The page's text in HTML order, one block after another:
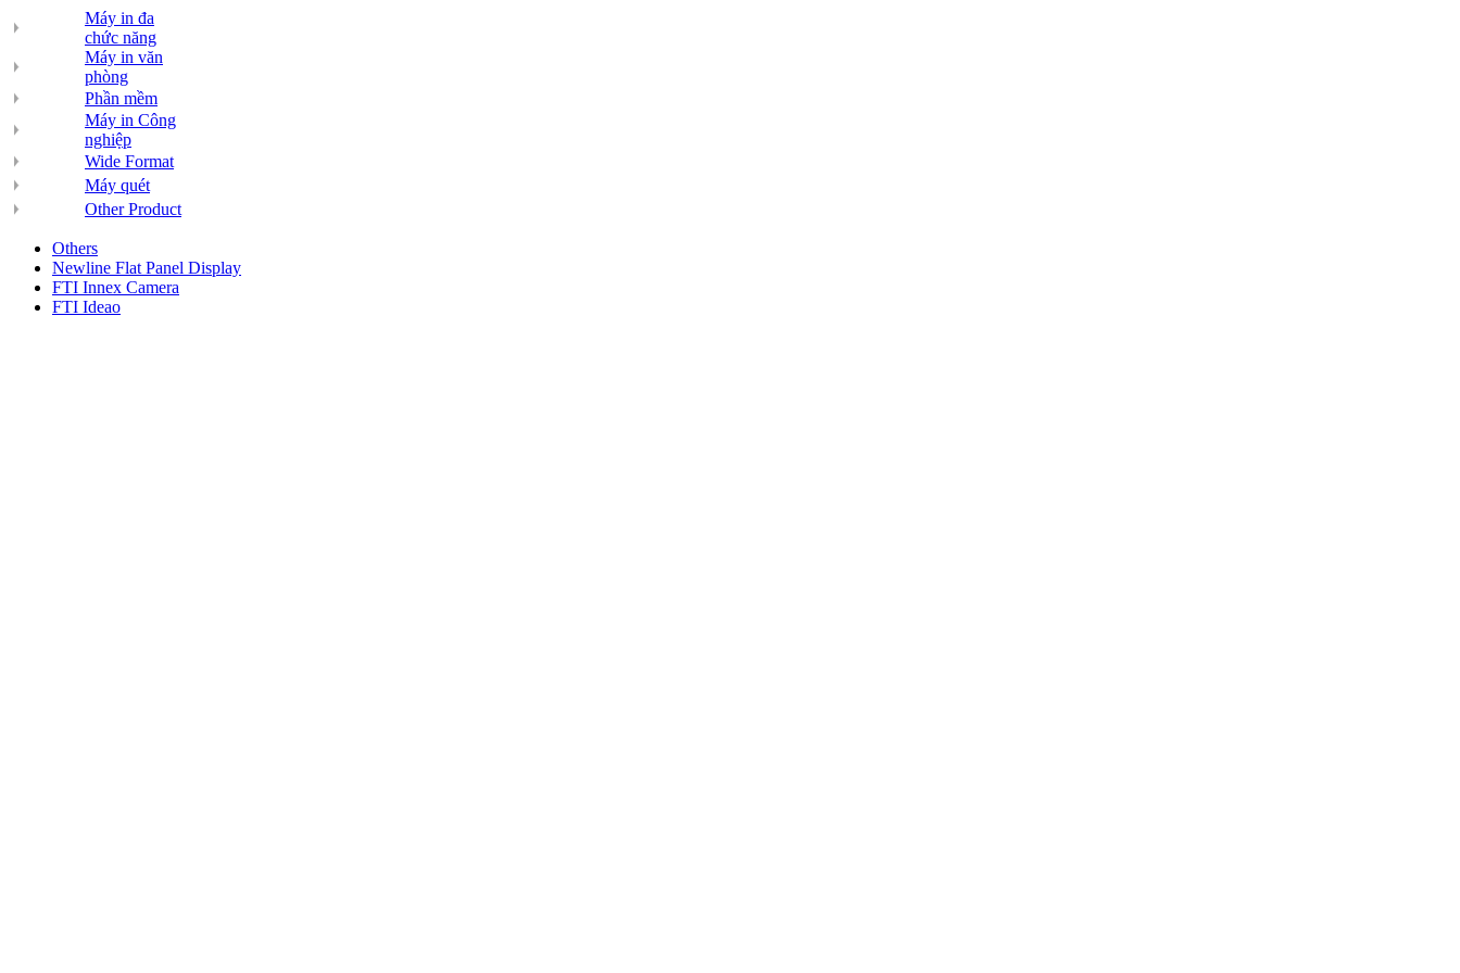
Máy in đa
chức năng
Máy in văn
phòng
Phần mềm
Máy in Công
nghiệp
Wide Format
Máy quét
Other Product
Others
Newline Flat Panel Display
FTI Innex Camera
FTI Ideao